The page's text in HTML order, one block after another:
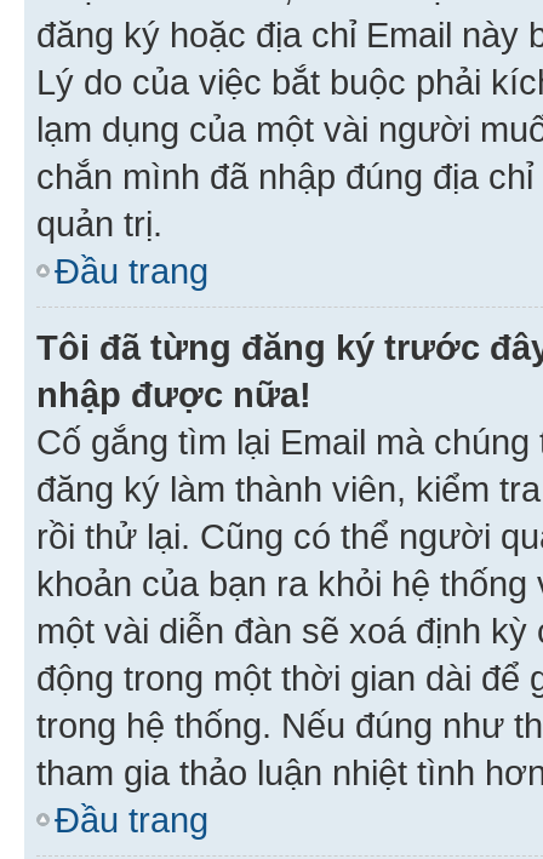
đăng ký hoặc địa chỉ Email này
Lý do của việc bắt buộc phải
lạm dụng của một vài người
chắn mình đã nhập đúng địa
quản trị.
Đầu trang
Tôi đã từng đăng ký trước
nhập được nữa!
Cố gắng tìm lại Email mà
đăng ký làm thành viên, kiểm
rồi thử lại. Cũng có thể người
khoản của bạn ra khỏi hệ
một vài diễn đàn sẽ xoá định
động trong một thời gian dài
trong hệ thống. Nếu đúng như
tham gia thảo luận nhiệt tình
Đầu trang